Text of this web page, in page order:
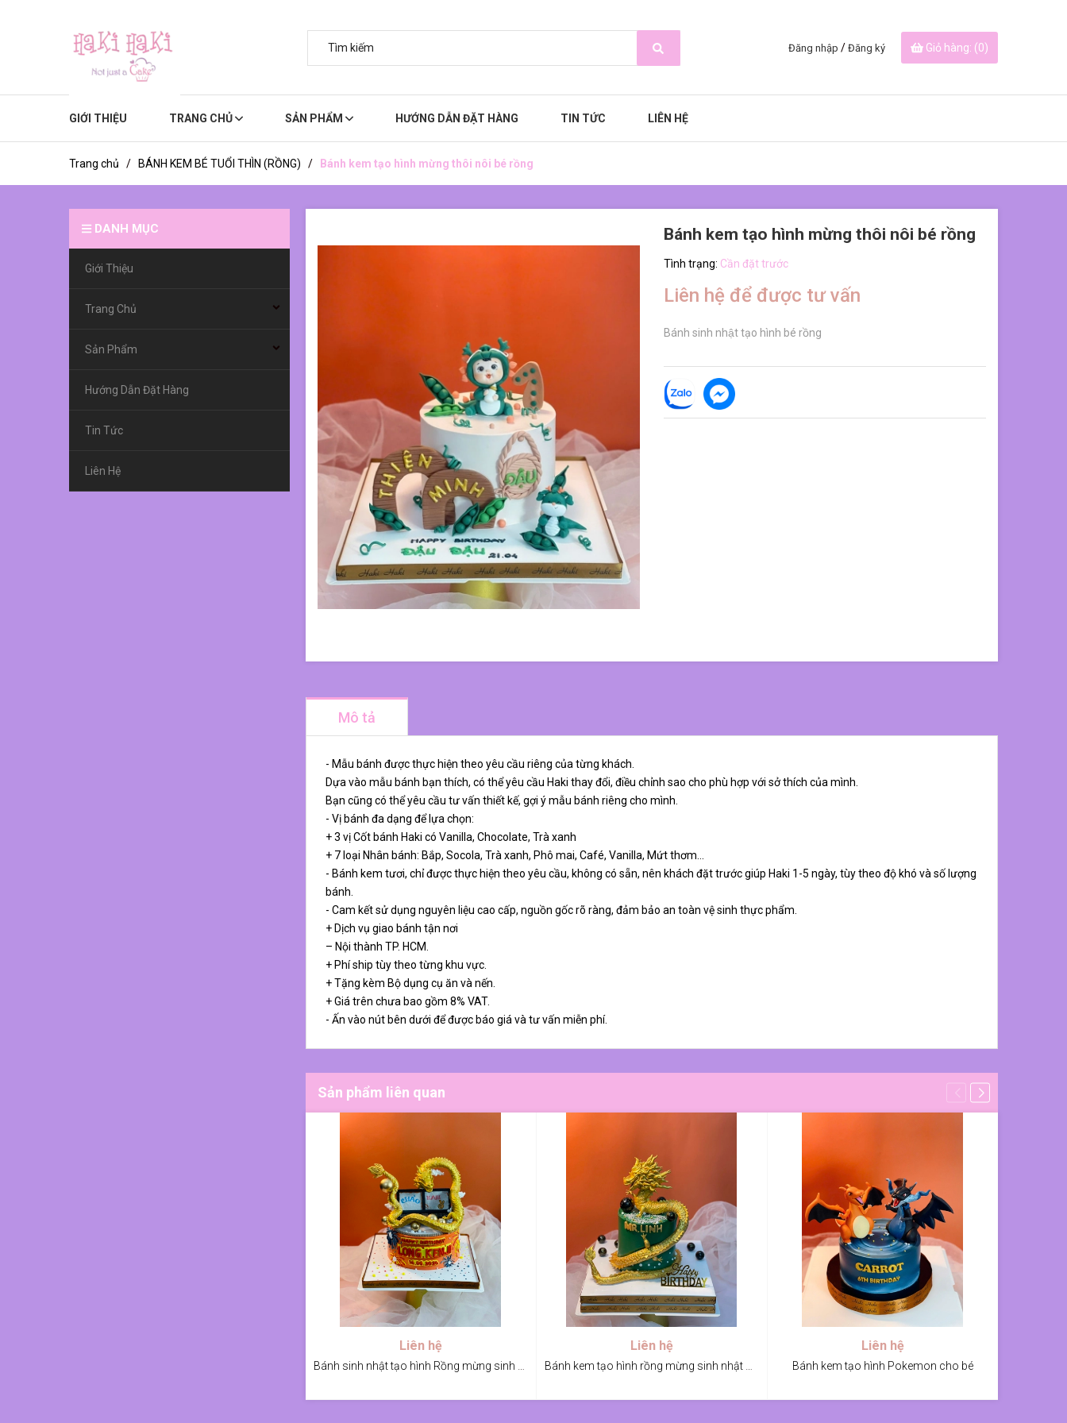
Đăng nhập / Đăng ký Giỏ hàng: (0)
GIỚI THIỆU TRANG CHỦ SẢN PHẨM HƯỚNG DẪN ĐẶT HÀNG TIN TỨC LIÊN HỆ
Trang chủ / BÁNH KEM BÉ TUỔI THÌN (RỒNG) / Bánh kem tạo hình mừng thôi nôi bé rồng
Bánh kem tạo hình mừng thôi nôi bé rồng
Tình trạng: Cần đặt trước
Liên hệ để được tư vấn
Bánh sinh nhật tạo hình bé rồng
Mô tả
- Mẫu bánh được thực hiện theo yêu cầu riêng của từng khách.
Dựa vào mẫu bánh bạn thích, có thể yêu cầu Haki thay đổi, điều chỉnh sao cho phù hợp với sở thích của mình.
Bạn cũng có thể yêu cầu tư vấn thiết kế, gợi ý mẫu bánh riêng cho mình.
- Vị bánh đa dạng để lựa chọn:
+ 3 vị Cốt bánh Haki có Vanilla, Chocolate, Trà xanh
+ 7 loại Nhân bánh: Bắp, Socola, Trà xanh, Phô mai, Café, Vanilla, Mứt thơm…
- Bánh kem tươi, chỉ được thực hiện theo yêu cầu, không có sẵn, nên khách đặt trước giúp Haki 1-5 ngày, tùy theo độ khó và số lượng
bánh.
- Cam kết sử dụng nguyên liệu cao cấp, nguồn gốc rõ ràng, đảm bảo an toàn vệ sinh thực phẩm.
+ Dịch vụ giao bánh tận nơi
– Nội thành TP. HCM.
+ Phí ship tùy theo từng khu vực.
+ Tặng kèm Bộ dụng cụ ăn và nến.
+ Giá trên chưa bao gồm 8% VAT.
- Ấn vào nút bên dưới để được báo giá và tư vấn miễn phí.
Sản phẩm liên quan
Liên hệ Liên hệ Liên hệ
Bánh kem tạo hình Pokemon cho bé
DANH MỤC
Giới Thiệu
Trang Chủ
Sản Phẩm
Hướng Dẫn Đặt Hàng
Tin Tức
Liên Hệ